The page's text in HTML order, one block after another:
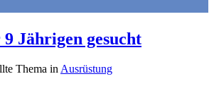
Jährigen gesucht
Thema in Ausrüstung